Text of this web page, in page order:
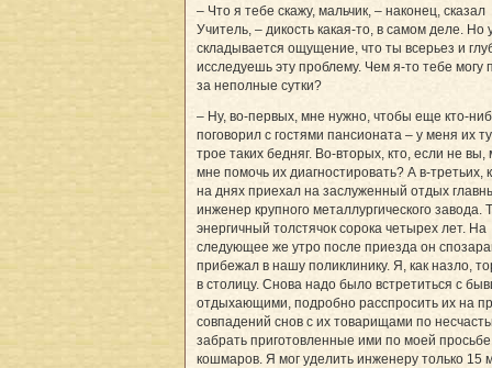
– Что я тебе скажу, мальчик, – наконец, сказал
Учитель, – дикость какая-то, в самом деле. Но
складывается ощущение, что ты всерьез и
исследуешь эту проблему. Чем я-то тебе могу
за неполные сутки?
– Ну, во-первых, мне нужно, чтобы еще кто-
поговорил с гостями пансионата – у меня их
трое таких бедняг. Во-вторых, кто, если не вы,
мне помочь их диагностировать? А в-третьих,
на днях приехал на заслуженный отдых
инженер крупного металлургического завода.
энергичный толстячок сорока четырех лет. На
следующее же утро после приезда он
прибежал в нашу поликлинику. Я, как назло,
в столицу. Снова надо было встретиться с
отдыхающими, подробно расспросить их на
совпадений снов с их товарищами по
забрать приготовленные ими по моей просьбе
кошмаров. Я мог уделить инженеру только 15